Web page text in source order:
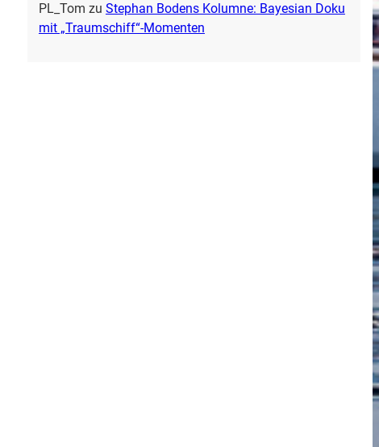
PL_Tom zu Stephan Bodens Kolumne: Bayesian Doku
mit „Traumschiff“-Momenten